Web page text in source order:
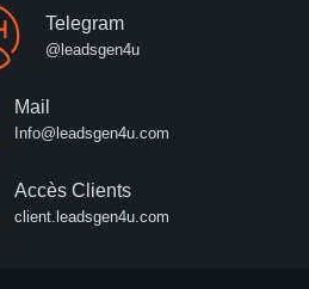
Telegram
@leadsgen4u
Mail
Info@leadsgen4u.com
Accès Clients
client.leadsgen4u.com